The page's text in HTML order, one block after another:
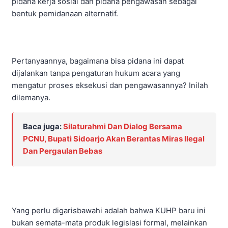
bentuk pemidanaan alternatif.
Pertanyaannya, bagaimana bisa pidana ini dapat
dijalankan tanpa pengaturan hukum acara yang
mengatur proses eksekusi dan pengawasannya? Inilah
dilemanya.
Baca juga:Silaturahmi Dan Dialog Bersama
PCNU, Bupati Sidoarjo Akan Berantas Miras Ilegal
Dan Pergaulan Bebas
Yang perlu digarisbawahi adalah bahwa KUHP baru ini
bukan semata-mata produk legislasi formal, melainkan